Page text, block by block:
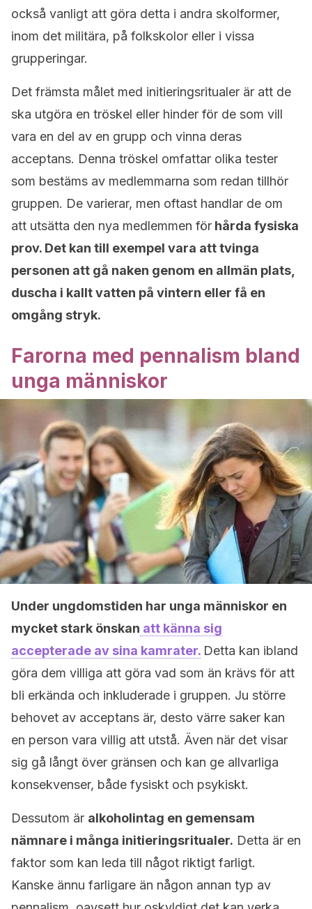
också vanligt att göra detta i andra skolformer,
inom det militära, på folkskolor eller i vissa
grupperingar.
Det främsta målet med initieringsritualer är att de
ska utgöra en tröskel eller hinder för de som vill
vara en del av en grupp och vinna deras
acceptans. Denna tröskel omfattar olika tester
som bestäms av medlemmarna som redan tillhör
gruppen. De varierar, men oftast handlar de om
att utsätta den nya medlemmen för hårda fysiska
prov. Det kan till exempel vara att tvinga
personen att gå naken genom en allmän plats,
duscha i kallt vatten på vintern eller få en
omgång stryk.
Farorna med pennalism bland
unga människor
Under ungdomstiden har unga människor en
mycket stark önskan att känna sig
accepterade av sina kamrater. Detta kan ibland
göra dem villiga att göra vad som än krävs för att
bli erkända och inkluderade i gruppen. Ju större
behovet av acceptans är, desto värre saker kan
en person vara villig att utstå. Även när det visar
sig gå långt över gränsen och kan ge allvarliga
konsekvenser, både fysiskt och psykiskt.
Dessutom är alkoholintag en gemensam
nämnare i många initieringsritualer. Detta är en
faktor som kan leda till något riktigt farligt.
Kanske ännu farligare än någon annan typ av